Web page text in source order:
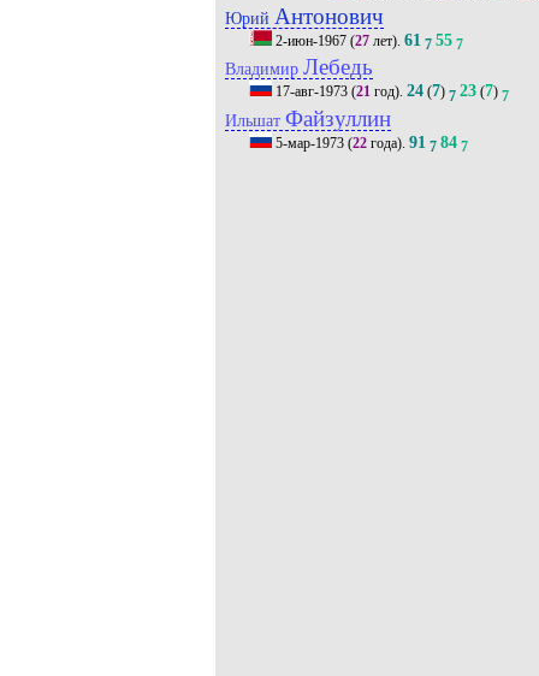
Юрий Антонович
2-июн-1967(27лет). 61 7 55 7
Владимир Лебедь
17-авг-1973(21год). 24(7) 7 23(7) 7
Ильшат Файзуллин
5-мар-1973(22года). 91 7 84 7